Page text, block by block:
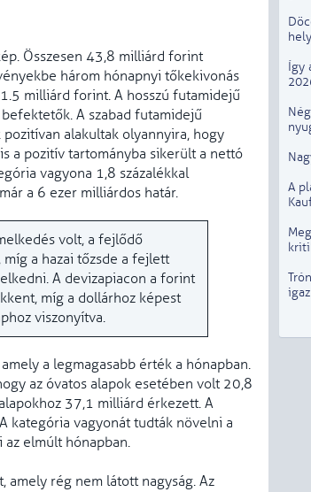
Összesen 43,8 milliárd forint
három hónapnyi tőkekivonás
milliárd forint. A hosszú futamidejű
A szabad futamidejű
alakultak olyannyira, hogy
a pozitív tartományba sikerült a nettó
vagyona 1,8 százalékkal
a 6 ezer milliárdos határ.
volt, a fejlődő
a hazai tőzsde a fejlett
A devizapiacon a forint
míg a dollárhoz képest
viszonyítva.
a legmagasabb érték a hónapban.
az óvatos alapok esetében volt 20,8
37,1 milliárd érkezett. A
kategória vagyonát tudták növelni a
az elmúlt hónapban.
rég nem látott nagyság. Az
Így
A